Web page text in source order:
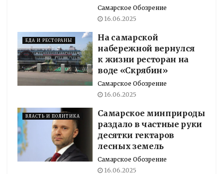
Самарское Обозрение
16.06.2025
ЕДА И РЕСТОРАНЫ
На самарской
набережной вернулся
к жизни ресторан на
воде «Скрябин»
Самарское Обозрение
16.06.2025
ВЛАСТЬ И ПОЛИТИКА
Самарское минприроды
раздало в частные руки
десятки гектаров
лесных земель
Самарское Обозрение
16.06.2025